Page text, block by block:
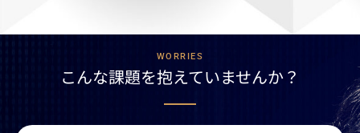
WORRIES
こんな課題を抱えていませんか？